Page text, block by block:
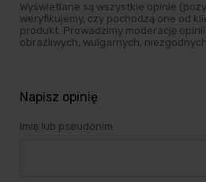
Wyświetlane są wszystkie opinie
weryfikujemy, czy pochodzą one od
produkt. Prowadzimy moderację
obraźliwych, wulgarnych,
Napisz opinię
Imię lub pseudonim